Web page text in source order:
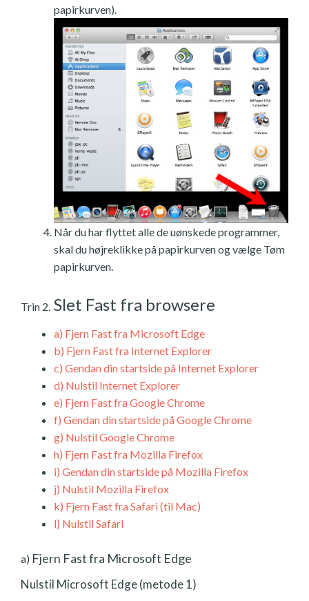
papirkurven).
Når du har flyttet alle de uønskede programmer,
skal du højreklikke på papirkurven og vælge Tøm
papirkurven.
Trin 2. Slet Fast fra browsere
a) Fjern Fast fra Microsoft Edge
b) Fjern Fast fra Internet Explorer
c) Gendan din startside på Internet Explorer
d) Nulstil Internet Explorer
e) Fjern Fast fra Google Chrome
f) Gendan din startside på Google Chrome
g) Nulstil Google Chrome
h) Fjern Fast fra Mozilla Firefox
i) Gendan din startside på Mozilla Firefox
j) Nulstil Mozilla Firefox
k) Fjern Fast fra Safari (til Mac)
l) Nulstil Safari
a) Fjern Fast fra Microsoft Edge
Nulstil Microsoft Edge (metode 1)